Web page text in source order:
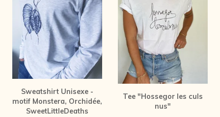
Sweatshirt Unisexe -
motif Monstera, Orchidée,
SweetLittleDeaths
Tee "Hossegor les culs
nus"